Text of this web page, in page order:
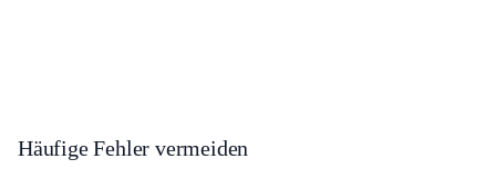
Häufige Fehler vermeiden